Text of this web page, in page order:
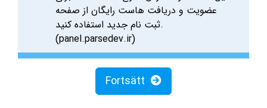
عضویت و دریافت هاست رایگان از صفحه
ثبت نام جدید استفاده کنید.
(panel.parsedev.ir)
Fortsätt